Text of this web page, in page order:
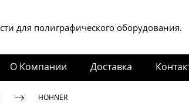
для полиграфического оборудования.
О Компании Доставка
HOHNER